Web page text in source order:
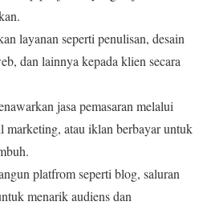
layanan seperti penulisan, desain
dan lainnya kepada klien secara
jasa pemasaran melalui
marketing, atau iklan berbayar untuk
platfrom seperti blog, saluran
menarik audiens dan